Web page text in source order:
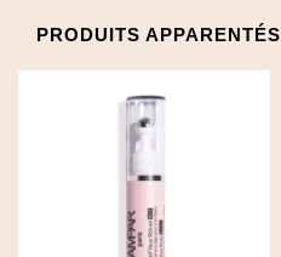
PRODUITS APPARENTÉS